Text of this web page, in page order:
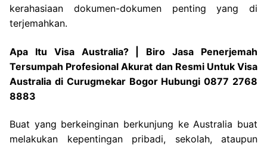
kerahasiaan dokumen-dokumen penting yang di
terjemahkan.
Apa Itu Visa Australia? | Biro Jasa Penerjemah
Tersumpah Profesional Akurat dan Resmi Untuk Visa
Australia di Curugmekar Bogor Hubungi 0877 2768
8883
Buat yang berkeinginan berkunjung ke Australia buat
melakukan kepentingan pribadi, sekolah, ataupun